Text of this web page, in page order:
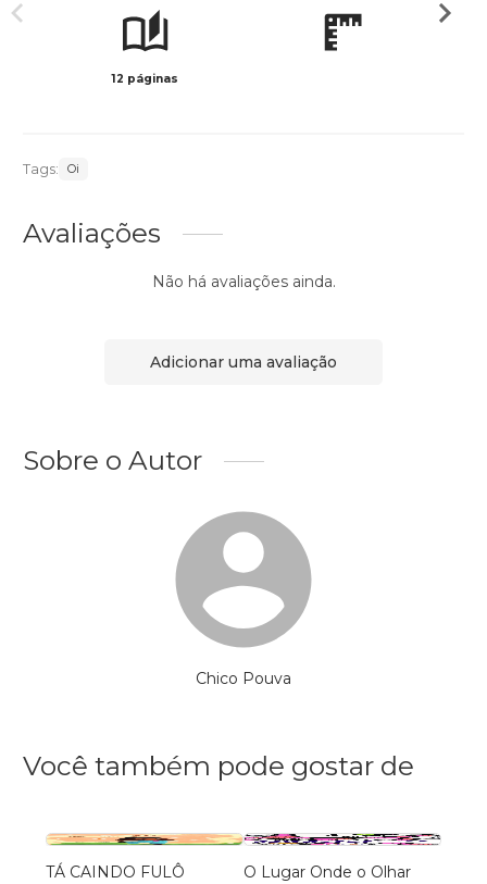
12 páginas
Tags: Oi
Avaliações
Não há avaliações ainda.
Adicionar uma avaliação
Sobre o Autor
Chico Pouva
Você também pode gostar de
TÁ CAINDO FULÔ
O Lugar Onde o Olhar